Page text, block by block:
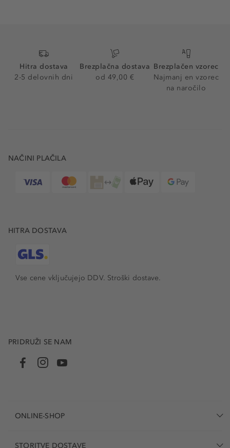
Hitra dostava
2-5 delovnih dni
Brezplačna dostava
od 49,00 €
Brezplačen vzorec
Najmanj en vzorec
na naročilo
NAČINI PLAČILA
HITRA DOSTAVA
Vse cene vključujejo DDV. Stroški dostave.
PRIDRUŽI SE NAM
ONLINE-SHOP
STORITVE DOSTAVE